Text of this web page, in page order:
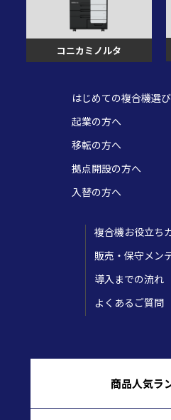
コニカミノルタ
はじめての複合機選び
起業の方へ
移転の方へ
拠点開設の方へ
入替の方へ
複合機お役立ち
販売・保守メン
導入までの流れ
よくあるご質問
商品人気ラ